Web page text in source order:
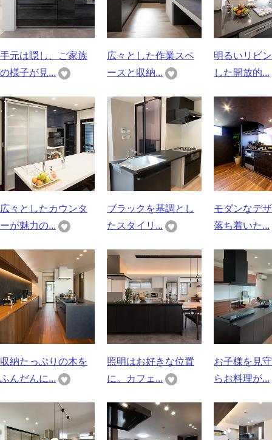
手元は隠し、ご家族
の様子が見...
広々とした作業スペ
ースと収納...
明るいリビ
した開放的...
広々としたカウンタ
ーが魅力の...
ブラックを基調とし
たスタイリ...
モダンなデ
落ち着いた...
収納たっぷりの木を
ふんだんに...
照明はお好きな位置
に。カフェ...
お子様を見
らお料理が...